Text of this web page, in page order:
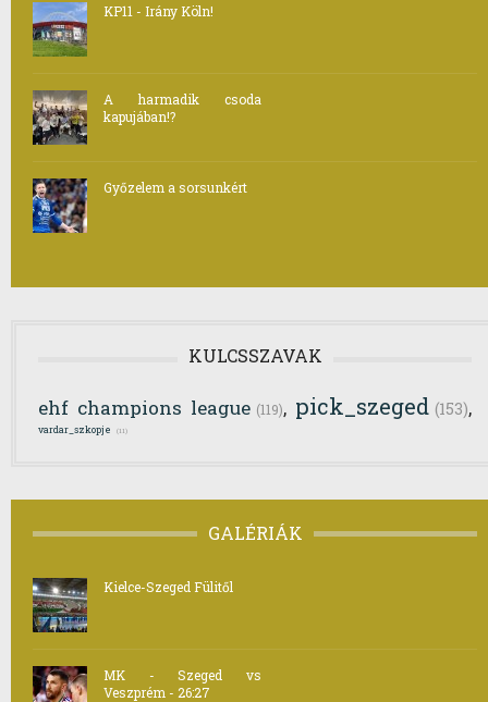
KP11 - Irány Köln!
A harmadik csoda
kapujában!?
Győzelem a sorsunkért
KULCSSZAVAK
ehf champions league (119), pick_szeged (153),
vardar_szkopje (11)
GALÉRIÁK
Kielce-Szeged Fülitől
MK - Szeged vs
Veszprém - 26:27